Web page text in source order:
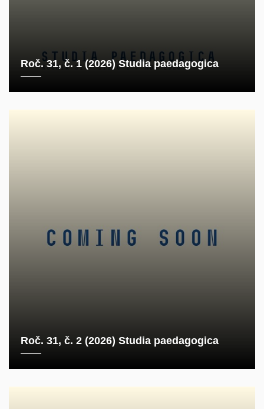
Roč. 31, č. 1 (2026) Studia paedagogica
Roč. 31, č. 2 (2026) Studia paedagogica